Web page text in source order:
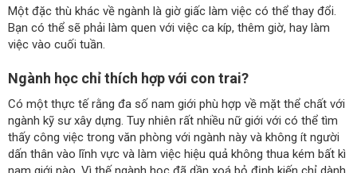
Một đặc thù khác về ngành là giờ giấc làm việc có thể thay đổi.
Bạn có thể sẽ phải làm quen với việc ca kíp, thêm giờ, hay làm
việc vào cuối tuần.
Ngành học chỉ thích hợp với con trai?
Có một thực tế rằng đa số nam giới phù hợp về mặt thể chất với
ngành kỹ sư xây dựng. Tuy nhiên rất nhiều nữ giới với có thể tìm
thấy công việc trong văn phòng với ngành này và không ít người
dấn thân vào lĩnh vực và làm việc hiệu quả không thua kém bất kì